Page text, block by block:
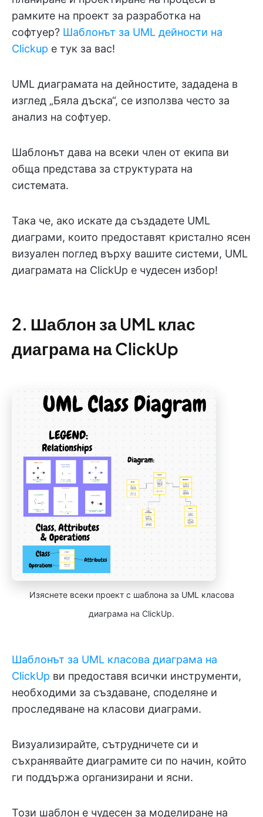
рамките на проект за разработка на
софтуер? Шаблонът за UML дейности на
Clickup е тук за вас!
UML диаграмата на дейностите, зададена в
изглед „Бяла дъска“, се използва често за
анализ на софтуер.
Шаблонът дава на всеки член от екипа ви
обща представа за структурата на
системата.
Така че, ако искате да създадете UML
диаграми, които предоставят кристално ясен
визуален поглед върху вашите системи, UML
диаграмата на ClickUp е чудесен избор!
2. Шаблон за UML клас
диаграма на ClickUp
Изяснете всеки проект с шаблона за UML класова
диаграма на ClickUp.
Шаблонът за UML класова диаграма на
ClickUp ви предоставя всички инструменти,
необходими за създаване, споделяне и
проследяване на класови диаграми.
Визуализирайте, сътрудничете си и
съхранявайте диаграмите си по начин, който
ги поддържа организирани и ясни.
Този шаблон е чудесен за моделиране на